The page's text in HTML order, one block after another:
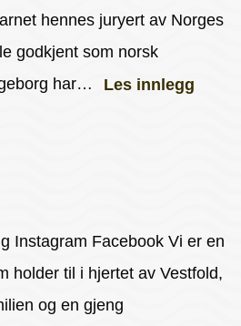
hennes juryert av Norges
godkjent som norsk
har…
Les innlegg
Instagram Facebook Vi er en
holder til i hjertet av Vestfold,
og en gjeng